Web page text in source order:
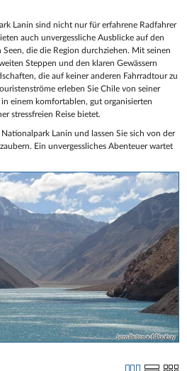
JensPeter auf Pixabay
Lanín sind nicht nur für erfahrene Radfahrer
auch unvergessliche Ausblicke auf den
die die Region durchziehen. Mit seinen
Steppen und den klaren Gewässern
die auf keiner anderen Fahrradtour zu
erleben Sie Chile von seiner
einem komfortablen, gut organisierten
stressfreien Reise bietet.
Lanín und lassen Sie sich von der
Ein unvergessliches Abenteuer wartet